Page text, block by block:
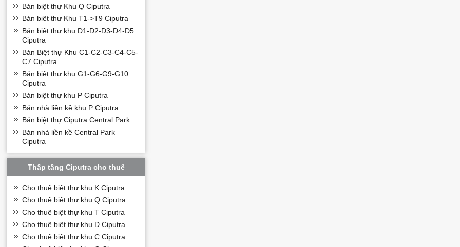
Bán biệt thự Khu Q Ciputra
Bán biệt thự Khu T1->T9 Ciputra
Bán biệt thự khu D1-D2-D3-D4-D5
Ciputra
Bán Biệt thự Khu C1-C2-C3-C4-C5-
C7 Ciputra
Bán biệt thự khu G1-G6-G9-G10
Ciputra
Bán biệt thự khu P Ciputra
Bán nhà liền kề khu P Ciputra
Bán biệt thự Ciputra Central Park
Bán nhà liền kề Central Park
Ciputra
Thấp tầng Ciputra cho thuê
Cho thuê biệt thự khu K Ciputra
Cho thuê biệt thự khu Q Ciputra
Cho thuê biệt thự khu T Ciputra
Cho thuê biệt thự khu D Ciputra
Cho thuê biệt thự khu C Ciputra